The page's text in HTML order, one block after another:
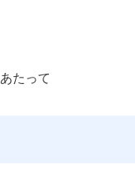
たって